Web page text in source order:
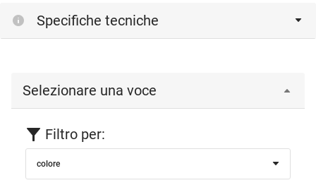
Specifiche tecniche
Selezionare una voce
Filtro per:
colore